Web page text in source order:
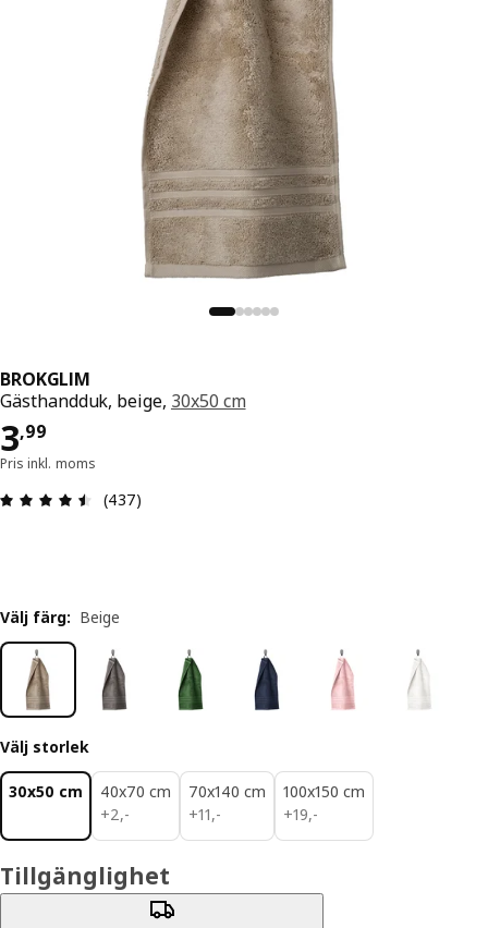
BROKGLIM
Gästhandduk, beige, 30x50 cm
3,99
Pris 3,99
Pris inkl. moms
Recension: 4.5 / 5 stjärnor. Totalt antal
(437)
Välj färg: Beige
Välj storlek
30x50 cm
40x70 cm
+2,-
2,-
70x140 cm
+11,-
11,-
100x150 cm
+19,-
19,-
Tillgänglighet